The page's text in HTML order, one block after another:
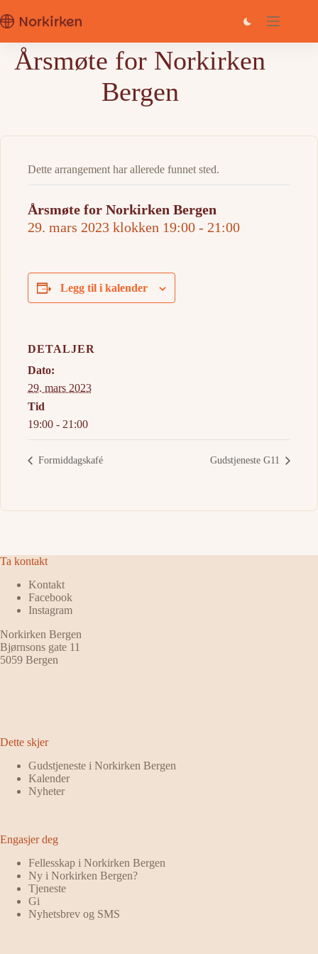
til
innholdet
Årsmøte for Norkirken
Bergen
Dette arrangement har allerede funnet sted.
Årsmøte for Norkirken Bergen
29. mars 2023 klokken 19:00 - 21:00
Legg til i kalender
DETALJER
Dato:
29. mars 2023
Tid
19:00 - 21:00
Formiddagskafé Gudstjeneste G11
Ta kontakt
Kontakt
Facebook
Instagram
Norkirken Bergen
Bjørnsons gate 11
5059 Bergen
Dette skjer
Gudstjeneste i Norkirken Bergen
Kalender
Nyheter
Engasjer deg
Fellesskap i Norkirken Bergen
Ny i Norkirken Bergen?
Tjeneste
Gi
Nyhetsbrev og SMS